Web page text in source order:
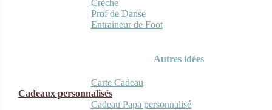
Crèche
Prof de Danse
Entraineur de Foot
Autres idées
Carte Cadeau
Cadeaux personnalisés
Cadeau Papa personnalisé